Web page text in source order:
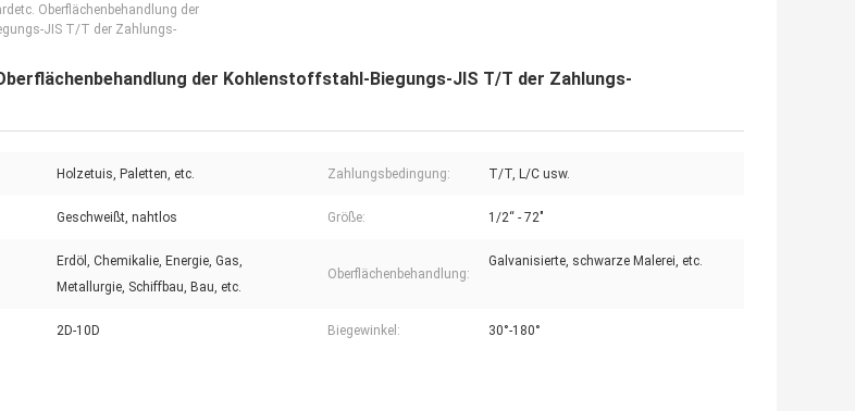
Oberflächenbehandlung der
JIS T/T der Zahlungs-
der Kohlenstoffstahl-Biegungs-JIS T/T der Zahlungs-
Holzetuis, Paletten, etc. Zahlungsbedingung: T/T, L/C usw.
Geschweißt, nahtlos Größe: 1/2“ - 72"
Erdöl, Chemikalie, Energie, Gas,
Metallurgie, Schiffbau, Bau, etc.
Oberflächenbehandlung:
Galvanisierte, schwarze Malerei, etc.
2D-10D Biegewinkel: 30°-180°